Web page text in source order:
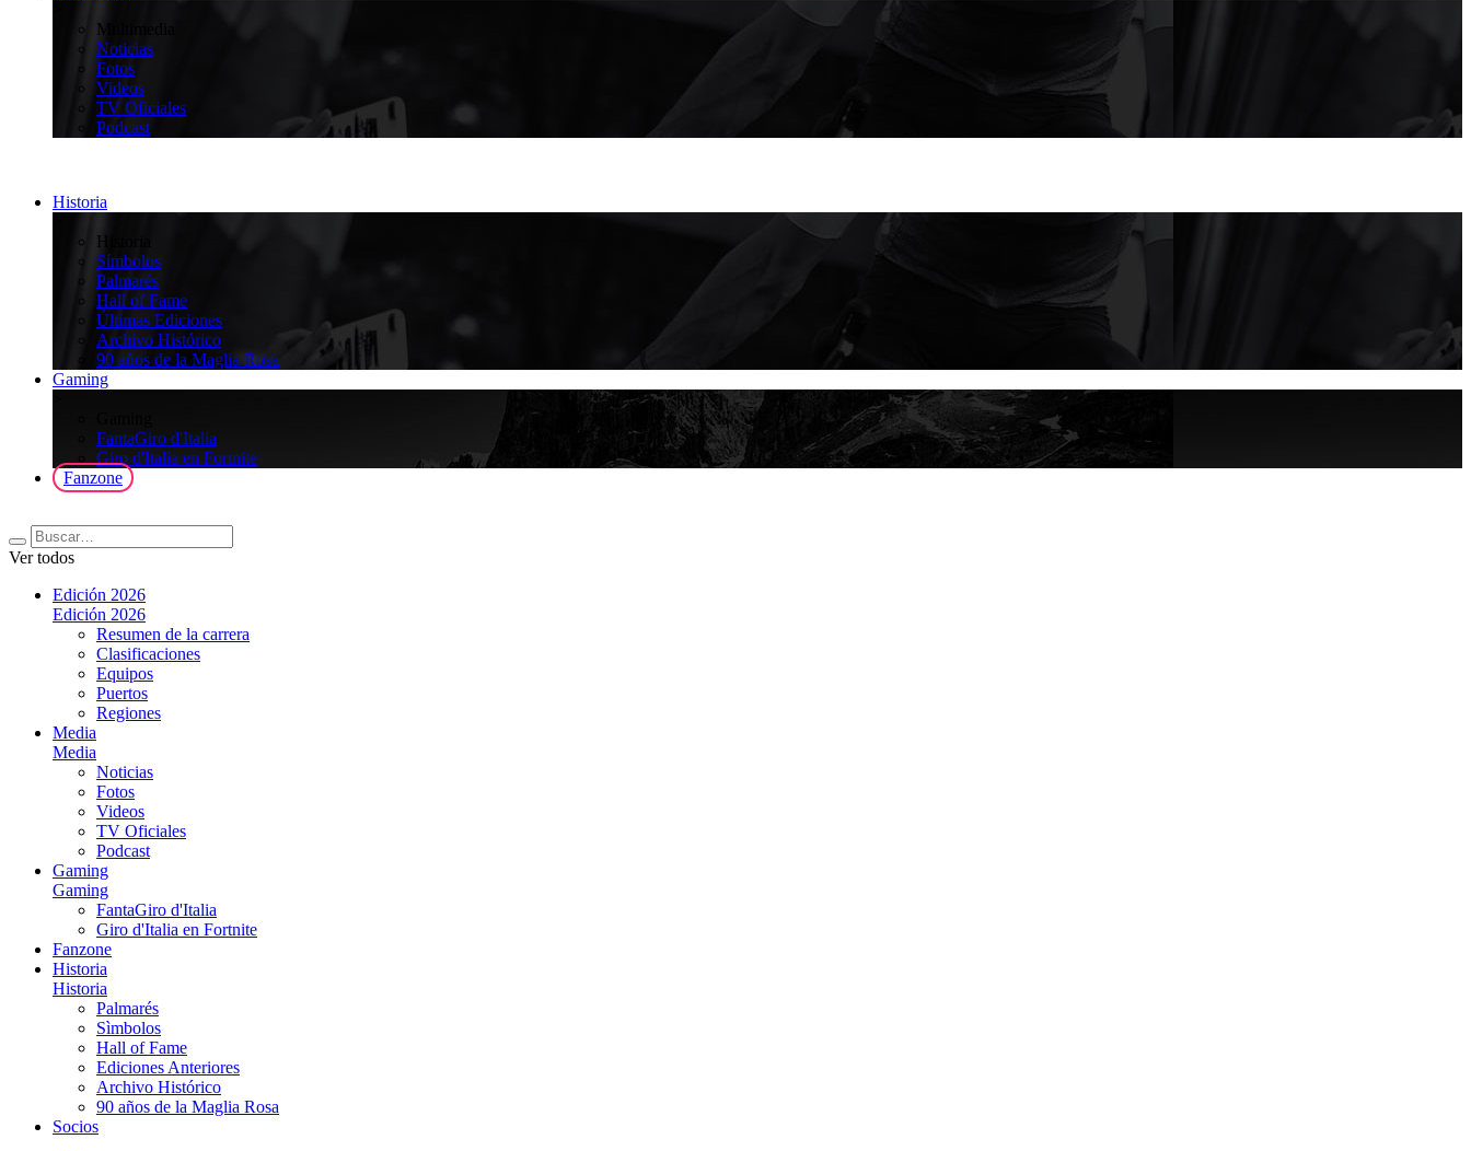
Multimedia
Noticias
Fotos
Videos
TV Oficiales
Podcast
Historia
Historia
Símbolos
Palmarés
Hall of Fame
Últimas Ediciones
Archivo Histórico
90 años de la Maglia Rosa
Gaming
FantaGiro d'Italia
Giro d'Italia en Fortnite
Fanzone
Ver todos
Edición 2026
Edición 2026
Resumen de la carrera
Clasificaciones
Equipos
Puertos
Regiones
Media
Media
Noticias
Fotos
Videos
TV Oficiales
Podcast
Gaming
Gaming
FantaGiro d'Italia
Giro d'Italia en Fortnite
Fanzone
Historia
Historia
Palmarés
Sìmbolos
Hall of Fame
Ediciones Anteriores
Archivo Histórico
90 años de la Maglia Rosa
Socios